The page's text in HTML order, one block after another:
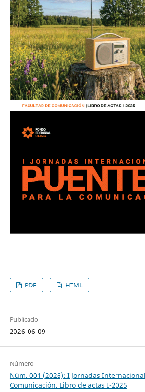
PDF HTML
Publicado
2026-06-09
Número
Núm. 001 (2026): I Jornadas
Comunicación. Libro de actas I-2025